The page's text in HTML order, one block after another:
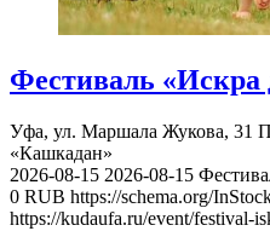
Фестиваль «Искра
Уфа, ул. Маршала Жукова, 31
«Кашкадан»
2026-08-15 2026-08-15
0 RUB https://schema.org/
https://kudaufa.ru/event/festival-